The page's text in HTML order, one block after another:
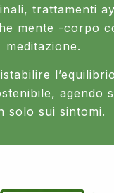
trattamenti
mente -corpo
meditazione.
agendo
solo sui sintomi.